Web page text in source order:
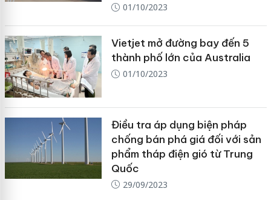
01/10/2023
Vietjet mở đường bay đến 5
thành phố lớn của Australia
01/10/2023
Điều tra áp dụng biện pháp
chống bán phá giá đối với sản
phẩm tháp điện gió từ Trung
Quốc
29/09/2023